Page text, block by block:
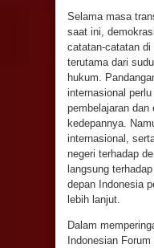
Selama masa
saat ini,
catatan-catatan di
terutama dari
hukum.
internasional
pembelajaran dan
kedepannya.
internasional,
negeri terhadap
langsung
depan Indonesia
lebih lanjut.
Dalam
Indonesian